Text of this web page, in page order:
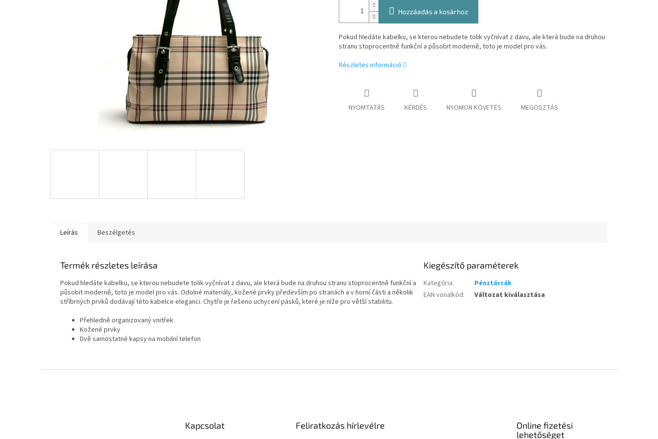
Hozzáadás a kosárhoz
Pokud hledáte kabelku, se kterou nebudete tolik vyčnívat z davu, ale která bude na druhou
stranu stoprocentně funkční a působit moderně, toto je model pro vás.
Részletes információ
NYOMTATÁS KÉRDÉS NYOMON KÖVETÉS MEGOSZTÁS
Leírás Beszélgetés
Termék részletes leírása
Pokud hledáte kabelku, se kterou nebudete tolik vyčnívat z davu, ale která bude na druhou stranu stoprocentně funkční a
působit moderně, toto je model pro vás. Odolné materiály, kožené prvky především po stranách a v horní části a několik
stříbrných prvků dodávají této kabelce eleganci. Chytře je řešeno uchycení pásků, které je níže pro větší stabilitu.
Přehledně organizovaný vnitřek
Kožené prvky
Dvě samostatné kapsy na mobilní telefon
Kiegészítő paraméterek
Kategória:
Pénztárcák
EAN vonalkód: Változat kiválasztása
Kapcsolat Feliratkozás hírlevélre
Online fizetési
lehetőséget